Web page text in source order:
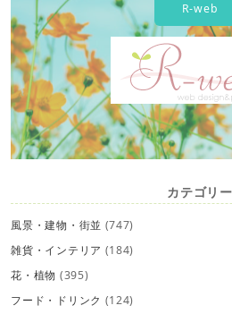
R-web
カテゴリー
風景・建物・街並 (747)
雑貨・インテリア (184)
花・植物 (395)
フード・ドリンク (124)